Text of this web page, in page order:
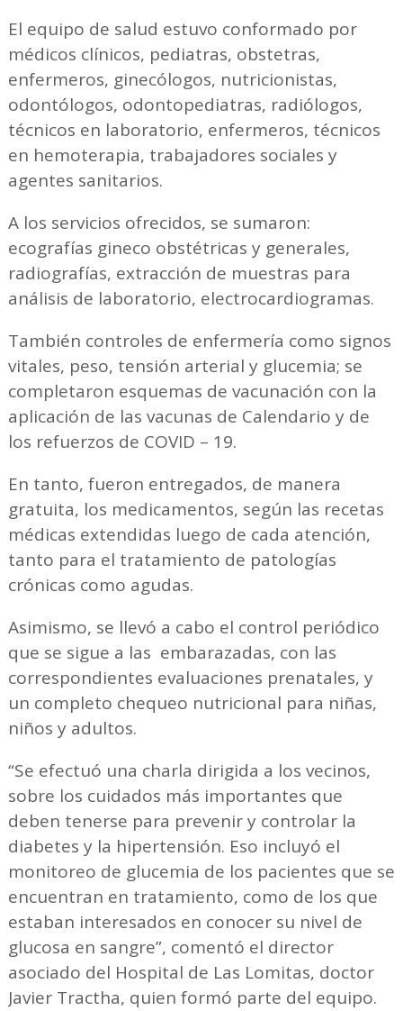
El equipo de salud estuvo conformado por
médicos clínicos, pediatras, obstetras,
enfermeros, ginecólogos, nutricionistas,
odontólogos, odontopediatras, radiólogos,
técnicos en laboratorio, enfermeros, técnicos
en hemoterapia, trabajadores sociales y
agentes sanitarios.
A los servicios ofrecidos, se sumaron:
ecografías gineco obstétricas y generales,
radiografías, extracción de muestras para
análisis de laboratorio, electrocardiogramas.
También controles de enfermería como signos
vitales, peso, tensión arterial y glucemia; se
completaron esquemas de vacunación con la
aplicación de las vacunas de Calendario y de
los refuerzos de COVID – 19.
En tanto, fueron entregados, de manera
gratuita, los medicamentos, según las recetas
médicas extendidas luego de cada atención,
tanto para el tratamiento de patologías
crónicas como agudas.
Asimismo, se llevó a cabo el control periódico
que se sigue a las embarazadas, con las
correspondientes evaluaciones prenatales, y
un completo chequeo nutricional para niñas,
niños y adultos.
“Se efectuó una charla dirigida a los vecinos,
sobre los cuidados más importantes que
deben tenerse para prevenir y controlar la
diabetes y la hipertensión. Eso incluyó el
monitoreo de glucemia de los pacientes que se
encuentran en tratamiento, como de los que
estaban interesados en conocer su nivel de
glucosa en sangre”, comentó el director
asociado del Hospital de Las Lomitas, doctor
Javier Tractha, quien formó parte del equipo.